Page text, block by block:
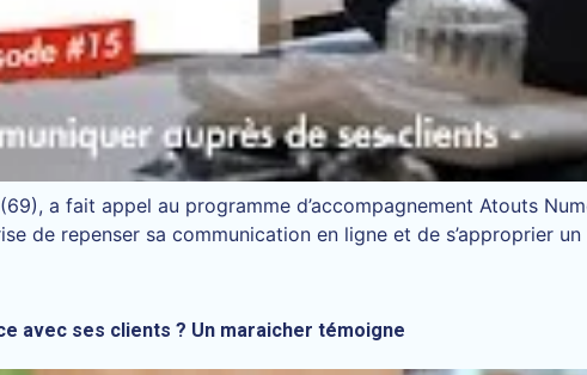
a fait appel au programme d’accompagnement Atouts
de repenser sa communication en ligne et de s’approprier
avec ses clients ? Un maraicher témoigne